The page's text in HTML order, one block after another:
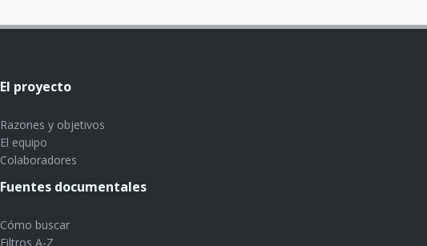
El proyecto
Razones y objetivos
El equipo
Colaboradores
Fuentes documentales
Cómo buscar
Filtros A-Z